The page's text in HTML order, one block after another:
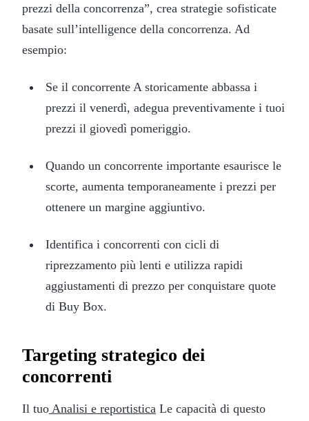
prezzi della concorrenza”, crea strategie sofisticate
basate sull’intelligence della concorrenza. Ad
esempio:
Se il concorrente A storicamente abbassa i
prezzi il venerdì, adegua preventivamente i tuoi
prezzi il giovedì pomeriggio.
Quando un concorrente importante esaurisce le
scorte, aumenta temporaneamente i prezzi per
ottenere un margine aggiuntivo.
Identifica i concorrenti con cicli di
riprezzamento più lenti e utilizza rapidi
aggiustamenti di prezzo per conquistare quote
di Buy Box.
Targeting strategico dei
concorrenti
Il tuo Analisi e reportistica Le capacità di questo